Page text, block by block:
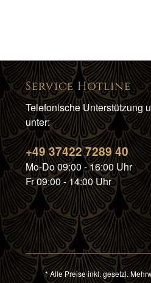
Service Hotline
Telefonische Unterstützung
unter:
+49 37422 7289 40
Mo-Do 09:00 - 16:00 Uhr
Fr 09:00 - 14:00 Uhr
* Alle Preise inkl. gesetzl.